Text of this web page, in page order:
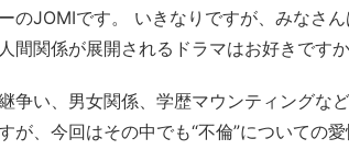
のJOMIです。 いきなりですが、みなさ
間関係が展開されるドラマはお好きです
争い、男女関係、学歴マウンティングな
が、今回はその中でも“不倫”についての